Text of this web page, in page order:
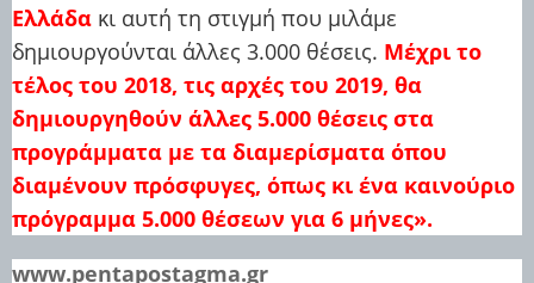
Ελλάδα κι αυτή τη στιγμή που μιλάμε
δημιουργούνται άλλες 3.000 θέσεις. Μέχρι το
τέλος του 2018, τις αρχές του 2019, θα
δημιουργηθούν άλλες 5.000 θέσεις στα
προγράμματα με τα διαμερίσματα όπου
διαμένουν πρόσφυγες, όπως κι ένα καινούριο
πρόγραμμα 5.000 θέσεων για 6 μήνες».
www.pentapostagma.gr